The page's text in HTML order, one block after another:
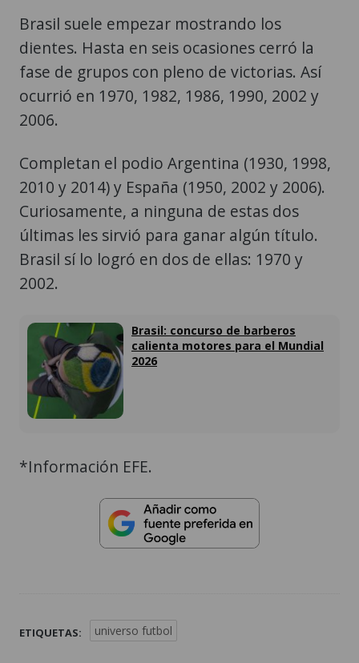
Brasil suele empezar mostrando los
dientes. Hasta en seis ocasiones cerró la
fase de grupos con pleno de victorias. Así
ocurrió en 1970, 1982, 1986, 1990, 2002 y
2006.
Completan el podio Argentina (1930, 1998,
2010 y 2014) y España (1950, 2002 y 2006).
Curiosamente, a ninguna de estas dos
últimas les sirvió para ganar algún título.
Brasil sí lo logró en dos de ellas: 1970 y
2002.
Brasil: concurso de barberos
calienta motores para el Mundial
2026
*Información EFE.
ETIQUETAS: universo futbol